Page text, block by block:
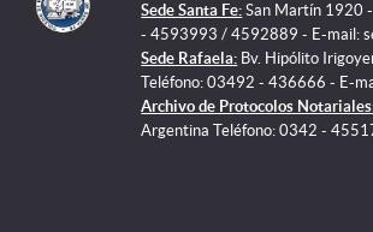
Sede Santa Fe: San Martín 1920
- 4593993 / 4592889 - E-mail:
Sede Rafaela: Bv. Hipólito
Teléfono: 03492 - 436666 - E-
Archivo de Protocolos
Argentina Teléfono: 0342 -